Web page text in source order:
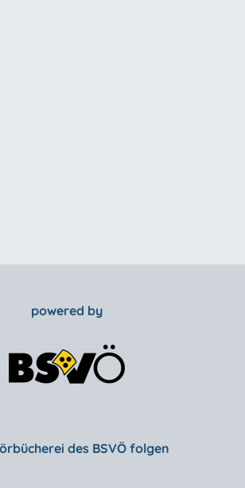
powered by
des BSVÖ folgen